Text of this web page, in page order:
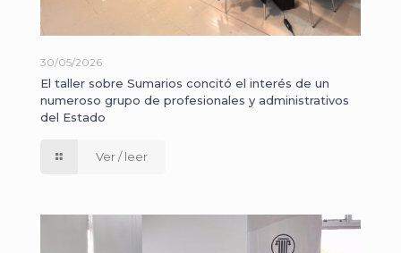
30/05/2026
El taller sobre Sumarios concitó el interés de un
numeroso grupo de profesionales y administrativos
del Estado
Ver / leer